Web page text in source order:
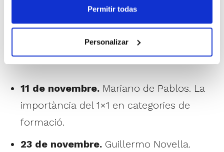
Permitir todas
Personalizar
Aquests són els Clínics que resten per
celebrar el mes de novembre:
11 de novembre. Mariano de Pablos. La
importància del 1×1 en categories de
formació.
23 de novembre. Guillermo Novella.